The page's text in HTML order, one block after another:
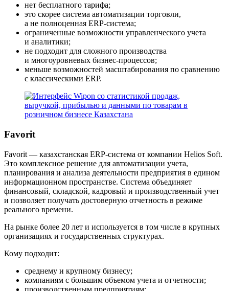
нет бесплатного тарифа;
это скорее система автоматизации торговли,
а не полноценная ERP-система;
ограниченные возможности управленческого учета
и аналитики;
не подходит для сложного производства
и многоуровневых бизнес-процессов;
меньше возможностей масштабирования по сравнению
с классическими ERP.
Favorit
Favorit — казахстанская ERP-система от компании Helios Soft.
Это комплексное решение для автоматизации учета,
планирования и анализа деятельности предприятия в едином
информационном пространстве. Система объединяет
финансовый, складской, кадровый и производственный учет
и позволяет получать достоверную отчетность в режиме
реального времени.
На рынке более 20 лет и используется в том числе в крупных
организациях и государственных структурах.
Кому подходит:
среднему и крупному бизнесу;
компаниям с большим объемом учета и отчетности;
производственным предприятиям;